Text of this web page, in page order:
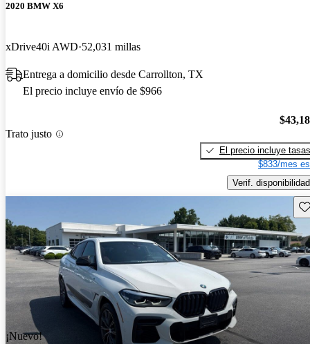
2020 BMW X6
xDrive40i AWD 52,031 millas
Entrega a domicilio desde Carrollton, TX
El precio incluye envío de $966
Trato justo
El precio incluye tasas
$833/mes
Verif. disponibilidad
¡Nuevo!